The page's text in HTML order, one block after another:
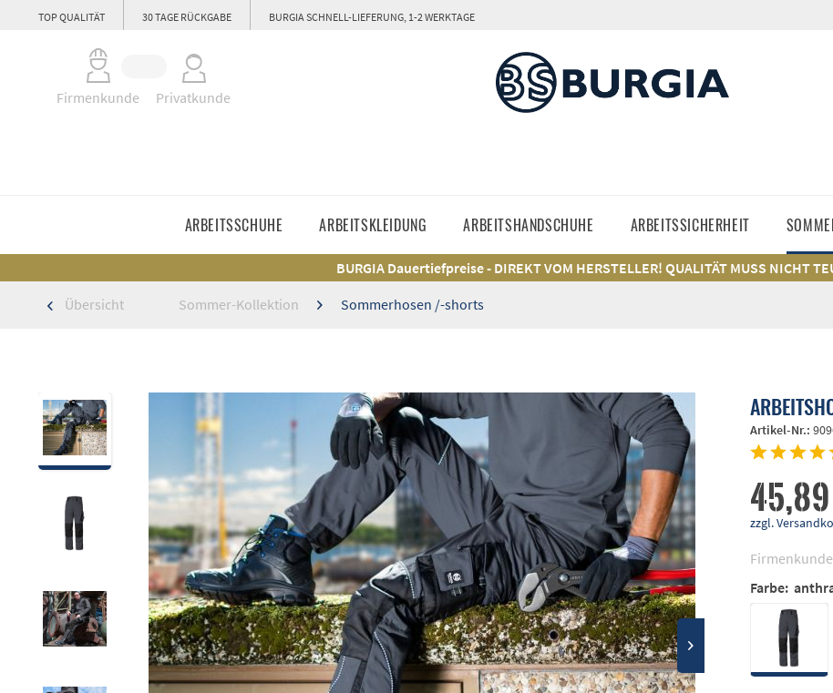
TOP QUALITÄT 30 TAGE RÜCKGABE BURGIA SCHNELL-LIEFERUNG, 1-2 WERKTAGE
Firmenkunde Privatkunde
ARBEITSSCHUHE ARBEITSKLEIDUNG ARBEITSHANDSCHUHE ARBEITSSICHERHEIT
BURGIA Dauertiefpreise - DIREKT VOM HERSTELLER! QUALITÄT MUSS NICHT
Übersicht
Sommer-Kollektion Sommerhosen /-shorts
Artikel-Nr.:
zzgl.
Farbe: